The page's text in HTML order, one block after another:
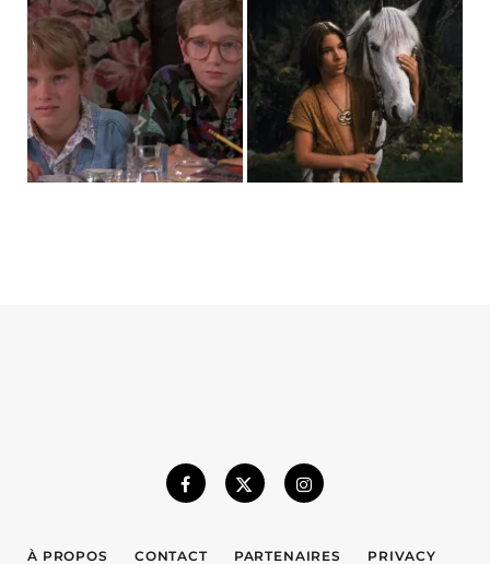
À PROPOS CONTACT PARTENAIRES PRIVACY